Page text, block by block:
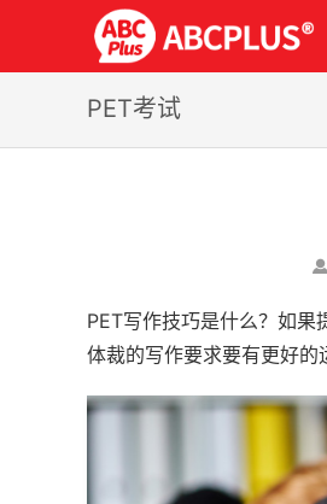
PET考试
PET写作技巧是什么？如
体裁的写作要求要有更好的